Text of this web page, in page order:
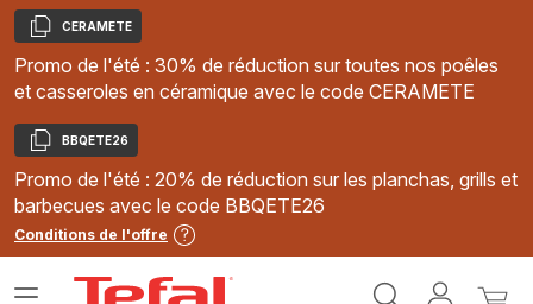
Copier
CERAMETE
Promo de l'été : 30% de réduction sur toutes nos poêles
et casseroles en céramique avec le code CERAMETE
Copier
BBQETE26
Promo de l'été : 20% de réduction sur les planchas, grills et
barbecues avec le code BBQETE26
Conditions de l'offre